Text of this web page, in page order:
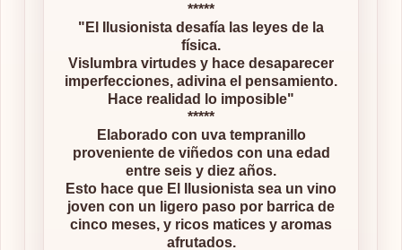
*****
"El Ilusionista desafía las leyes de la
física.
Vislumbra virtudes y hace desaparecer
imperfecciones, adivina el pensamiento.
Hace realidad lo imposible"
*****
Elaborado con uva tempranillo
proveniente de viñedos con una edad
entre seis y diez años.
Esto hace que El Ilusionista sea un vino
joven con un ligero paso por barrica de
cinco meses, y ricos matices y aromas
afrutados.